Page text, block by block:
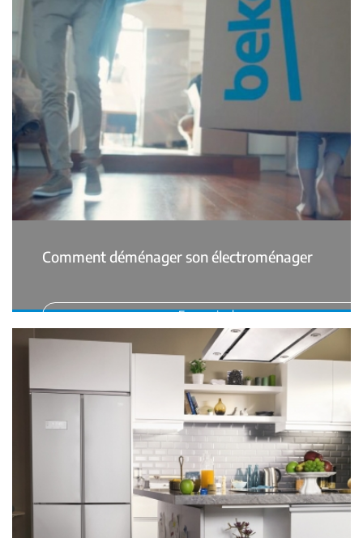
Comment déménager son électroménager
En savoir plus